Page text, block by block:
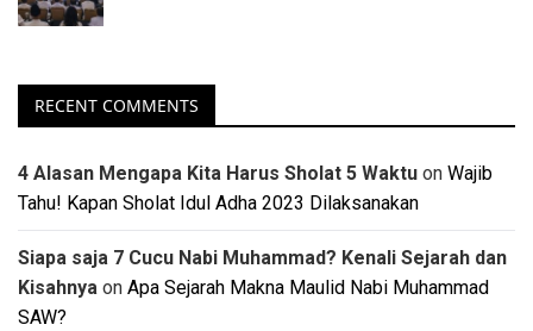
RECENT COMMENTS
4 Alasan Mengapa Kita Harus Sholat 5 Waktu on Wajib
Tahu! Kapan Sholat Idul Adha 2023 Dilaksanakan
Siapa saja 7 Cucu Nabi Muhammad? Kenali Sejarah dan
Kisahnya on Apa Sejarah Makna Maulid Nabi Muhammad
SAW?